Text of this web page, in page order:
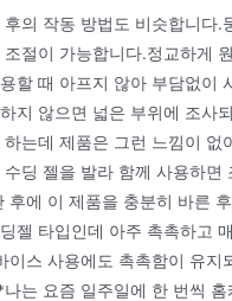
의 작동 방법도 비슷합니다.
절이 가능합니다.정교하게
할 때 아프지 않아 부담없이
지 않으면 넓은 부위에 조사
는데 제품은 그런 느낌이 없
딩 젤을 발라 함께 사용하면
후에 이 제품을 충분히 바른
젤 타입인데 아주 촉촉하고
이스 사용에도 촉촉함이 유지
는 요즘 일주일에 한 번씩